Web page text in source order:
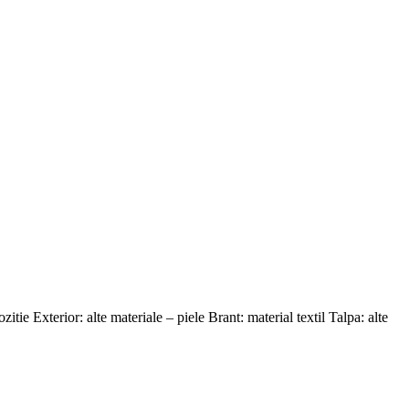
Exterior: alte materiale – piele Brant: material textil Talpa: alte